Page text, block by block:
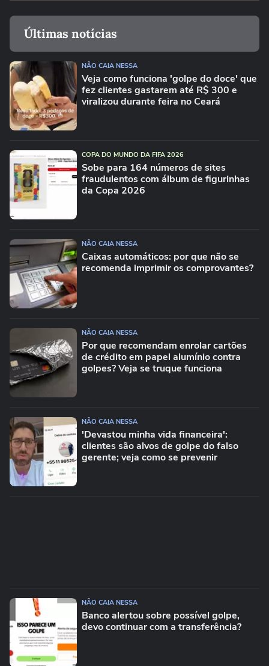
Últimas notícias
NÃO CAIA NESSA
Veja como funciona 'golpe do doce' que
fez clientes gastarem até R$ 300 e
viralizou durante feira no Ceará
COPA DO MUNDO DA FIFA 2026
Sobe para 164 números de sites
fraudulentos com álbum de figurinhas
da Copa 2026
NÃO CAIA NESSA
Caixas automáticos: por que não se
recomenda imprimir os comprovantes?
NÃO CAIA NESSA
Por que recomendam enrolar cartões
de crédito em papel alumínio contra
golpes? Veja se truque funciona
NÃO CAIA NESSA
'Devastou minha vida financeira':
clientes são alvos de golpe do falso
gerente; veja como se prevenir
NÃO CAIA NESSA
Banco alertou sobre possível golpe,
devo continuar com a transferência?